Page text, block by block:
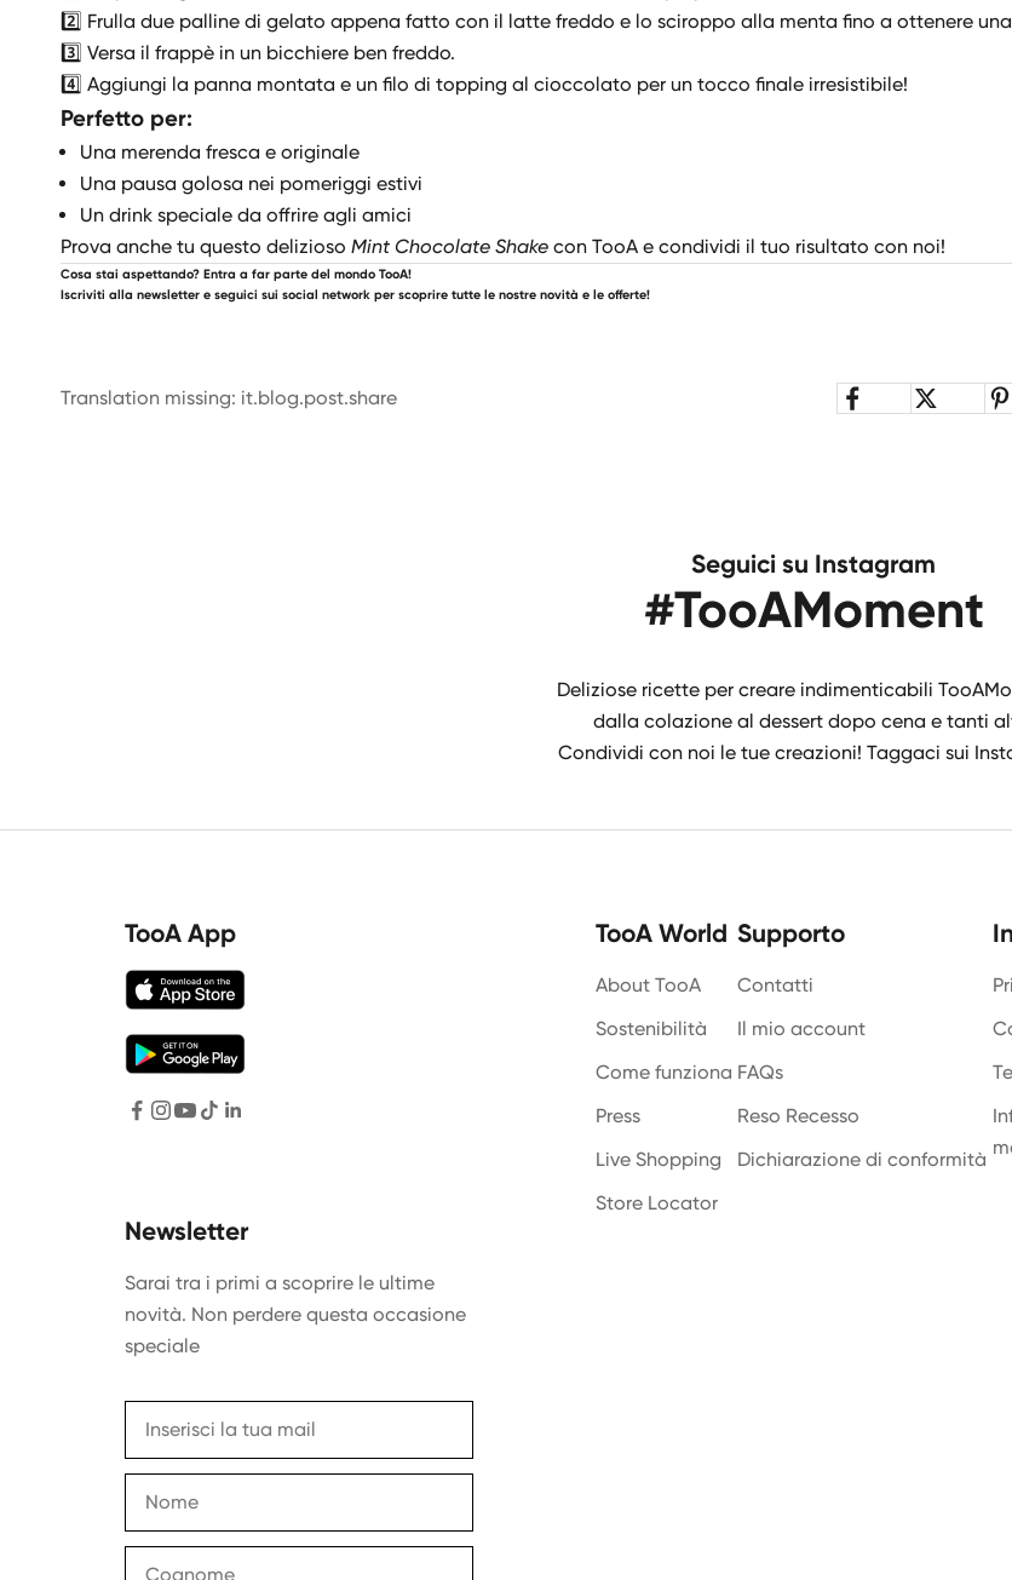
2️⃣ Frulla due palline di gelato appena fatto con il latte freddo e lo sciroppo alla menta fino a ottenere
3️⃣ Versa il frappè in un bicchiere ben freddo.
4️⃣ Aggiungi la panna montata e un filo di topping al cioccolato per un tocco finale irresistibile!
Perfetto per:
Una merenda fresca e originale
Una pausa golosa nei pomeriggi estivi
Un drink speciale da offrire agli amici
Prova anche tu questo delizioso Mint Chocolate Shake con TooA e condividi il tuo risultato con noi!
Cosa stai aspettando? Entra a far parte del mondo TooA!
Iscriviti alla newsletter e seguici sui social network per scoprire tutte le nostre novità e le offerte!
Translation missing: it.blog.post.share
Seguici su Instagram
#TooAMoment
Deliziose ricette per creare indimenticabili
dalla colazione al dessert dopo cena e tanti
Condividi con noi le tue creazioni! Taggaci sui
TooA App TooA World
About TooA
Sostenibilità
Come funziona
Press
Live Shopping
Store Locator
Supporto
Contatti
Il mio account
FAQs
Reso Recesso
Dichiarazione di conformità
Newsletter
Sarai tra i primi a scoprire le ultime
novità. Non perdere questa occasione
speciale